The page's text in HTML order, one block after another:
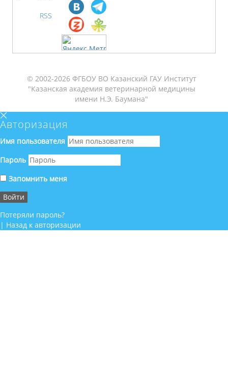
RSS
© 2002-2026 ФГБОУ ВО Казанский ГАУ Институт
"Казанская академия ветеринарной медицины
имени Н.Э. Баумана"
Авторизация
Имя пользователя
Пароль
Запомнить меня
Потеряли пароль?
| Назад к авторизации